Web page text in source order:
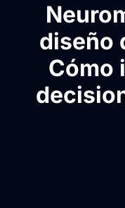
diseño
Cómo